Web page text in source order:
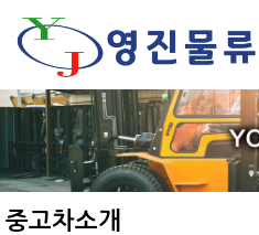
중고차소개